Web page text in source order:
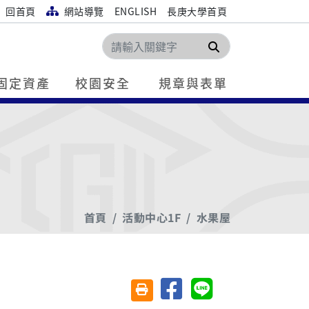
回首頁 網站導覽 ENGLISH 長庚大學首頁
搜尋
定資產 校園安全 規章與表單
首頁 活動中心1F 水果屋
友善列印(另開視窗)
分享至臉書分享至 Line